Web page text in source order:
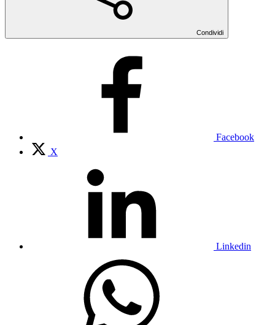
Condividi
Facebook
X
Linkedin